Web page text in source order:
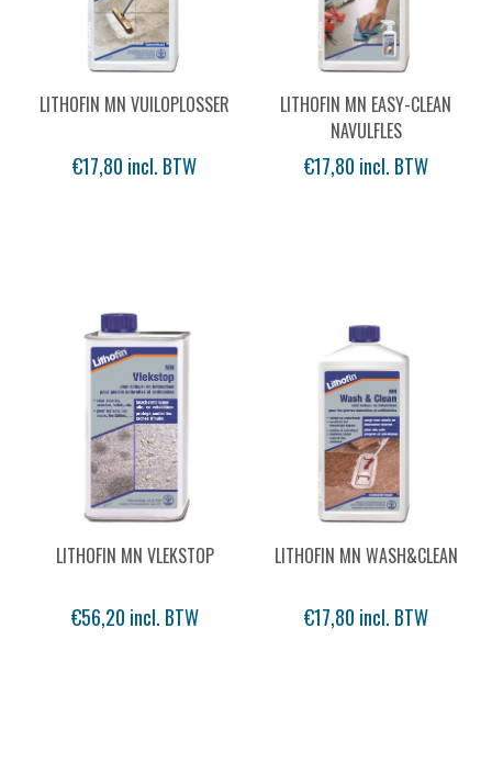
LITHOFIN MN VUILOPLOSSER
€17,80 incl. BTW
LITHOFIN MN EASY-CLEAN
NAVULFLES
€17,80 incl. BTW
LITHOFIN MN VLEKSTOP
€56,20 incl. BTW
LITHOFIN MN WASH&CLEAN
€17,80 incl. BTW